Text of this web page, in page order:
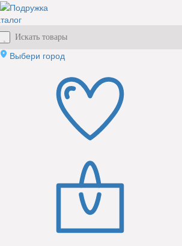
Выбери город